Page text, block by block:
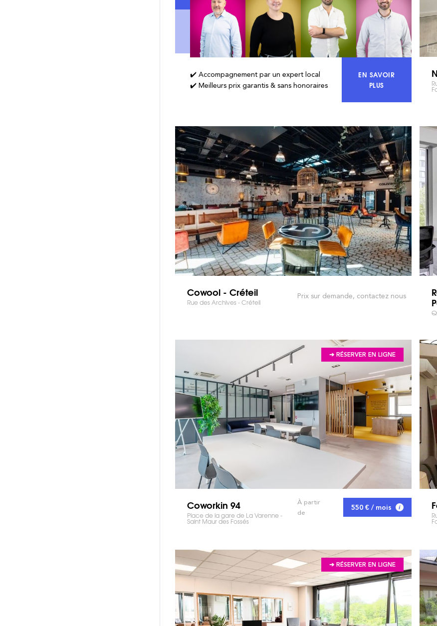
✔️ Accompagnement par un expert local
✔️ Meilleurs prix garantis & sans honoraires
EN SAVOIR
PLUSACCÉDEZ À 100%
Cowool - Créteil
Rue des Archives - Créteil
Prix sur demande, contactez nous
➔ RÉSERVER EN LIGNE
Coworkin 94
Place de la gare de La Varenne -
Saint Maur des Fossés
À partir
de
550 € / mois
➔ RÉSERVER EN LIGNE